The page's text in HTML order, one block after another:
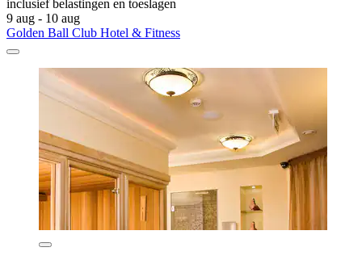
inclusief belastingen en toeslagen
9 aug - 10 aug
Golden Ball Club Hotel & Fitness